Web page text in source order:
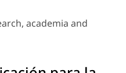
academia and